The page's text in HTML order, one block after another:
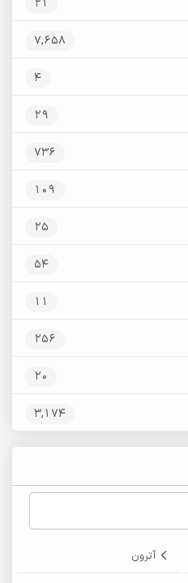
21
7,658
4
29
736
109
25
54
11
256
20
3,174
آترون